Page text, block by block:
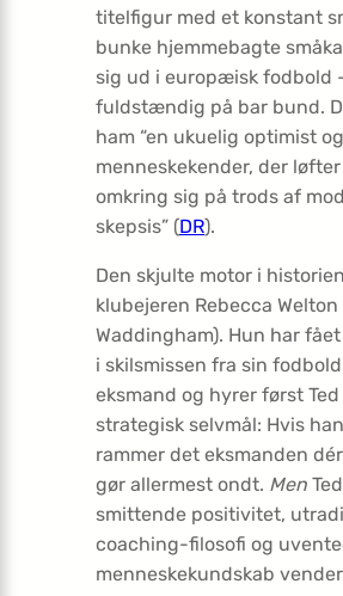
titelfigur med et konstant
bunke hjemmebagte
sig ud i europæisk fodbold
fuldstændig på bar bund.
ham “en ukuelig optimist og
menneskekender, der
omkring sig på trods af
skepsis” (DR).
Den skjulte motor i
klubejeren Rebecca Welton
Waddingham). Hun har
i skilsmissen fra sin
eksmand og hyrer først Ted
strategisk selvmål: Hvis
rammer det eksmanden
gør allermest ondt. Men
smittende positivitet,
coaching-filosofi og
menneskekundskab